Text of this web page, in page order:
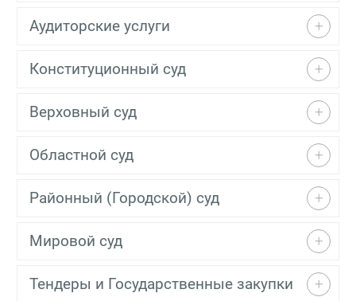
Аудиторские услуги
Конституционный суд
Верховный суд
Областной суд
Районный (Городской) суд
Мировой суд
Тендеры и Государственные закупки